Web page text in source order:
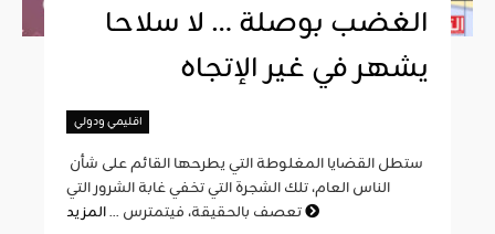
الغضب بوصلة … لا سلاحا
يشهر في غير الإتجاه
اقليمي ودولي
الناس العام، تلك الشجرة التي تخفي غابة الشرور التي
تعصف بالحقيقة، فيتمترس ...